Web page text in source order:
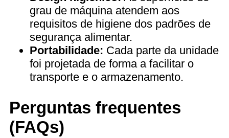
grau de máquina atendem aos
requisitos de higiene dos padrões de
segurança alimentar.
Portabilidade: Cada parte da unidade
foi projetada de forma a facilitar o
transporte e o armazenamento.
Perguntas frequentes
(FAQs)